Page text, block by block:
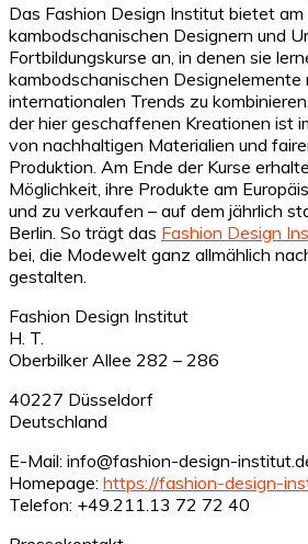
Das Fashion Design Institut bietet am
kambodschanischen Designern und
Fortbildungskurse an, in denen sie
kambodschanischen Designelemente
internationalen Trends zu
der hier geschaffenen Kreationen ist
von nachhaltigen Materialien und
Produktion. Am Ende der Kurse
Möglichkeit, ihre Produkte am
und zu verkaufen – auf dem jährlich
Berlin. So trägt das Fashion Design
bei, die Modewelt ganz allmählich
gestalten.
Fashion Design Institut
H. T.
Oberbilker Allee 282 – 286
40227 Düsseldorf
Deutschland
E-Mail: info@fashion-design-
Homepage: https://fashion-design-
Telefon: +49.211.13 72 72 40